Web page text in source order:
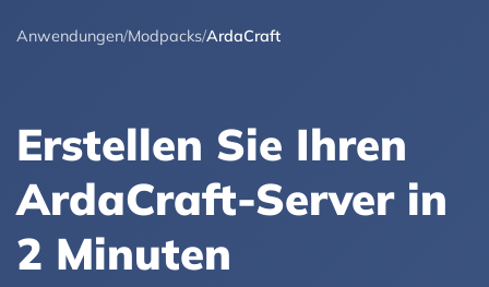
Anwendungen/Modpacks/ArdaCraft
Erstellen Sie Ihren
ArdaCraft-Server in
2 Minuten